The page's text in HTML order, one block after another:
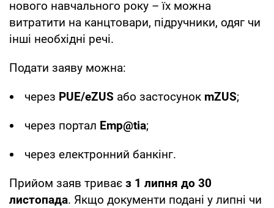
нового навчального року – їх можна
витратити на канцтовари, підручники, одяг чи
інші необхідні речі.
Подати заяву можна:
через PUE/eZUS або застосунок mZUS;
через портал Emp@tia;
через електронний банкінг.
Прийом заяв триває з 1 липня до 30
листопада. Якщо документи подані у липні чи